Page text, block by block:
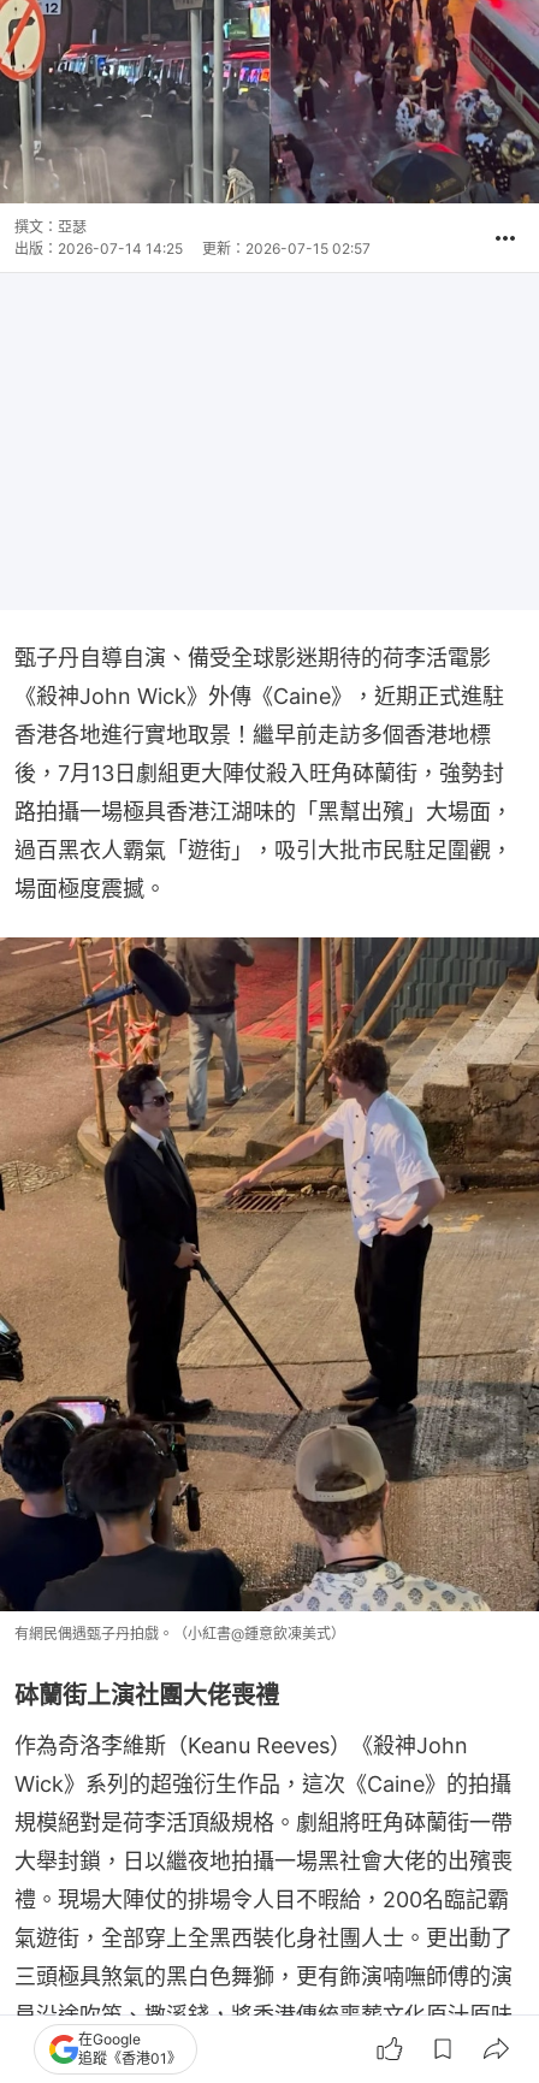
撰文： 亞瑟
出版： 2026-07-14 14:25 更新： 2026-07-15 02:57
甄子丹自導自演、備受全球影迷期待的荷李活電影
《殺神John Wick》外傳《Caine》，近期正式進駐
香港各地進行實地取景！繼早前走訪多個香港地標
後，7月13日劇組更大陣仗殺入旺角砵蘭街，強勢封
路拍攝一場極具香港江湖味的「黑幫出殯」大場面，
過百黑衣人霸氣「遊街」，吸引大批市民駐足圍觀，
場面極度震撼。
有網民偶遇甄子丹拍戲。（小紅書@鍾意飲凍美式）
砵蘭街上演社團大佬喪禮
作為奇洛李維斯（Keanu Reeves）《殺神John
Wick》系列的超強衍生作品，這次《Caine》的拍攝
規模絕對是荷李活頂級規格。劇組將旺角砵蘭街一帶
大舉封鎖，日以繼夜地拍攝一場黑社會大佬的出殯喪
禮。現場大陣仗的排場令人目不暇給，200名臨記霸
氣遊街，全部穿上全黑西裝化身社團人士。更出動了
三頭極具煞氣的黑白色舞獅，更有飾演喃嘸師傅的演
員沿途吹笛、撒溪錢，將香港傳統喪葬文化原汁原味
搬上國際大銀幕。現場不僅停泊了三部道具警車，還
在Google
追蹤《香港01》